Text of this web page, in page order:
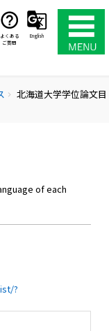
よくある
ご質問
English
chevron_right
北海道大学学位論文目
of each
?